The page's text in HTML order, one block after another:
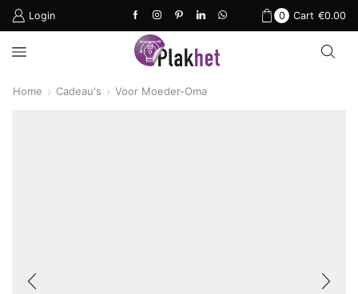
Login 0 Cart €0.00
Home Cadeau's Voor Moeder-Oma